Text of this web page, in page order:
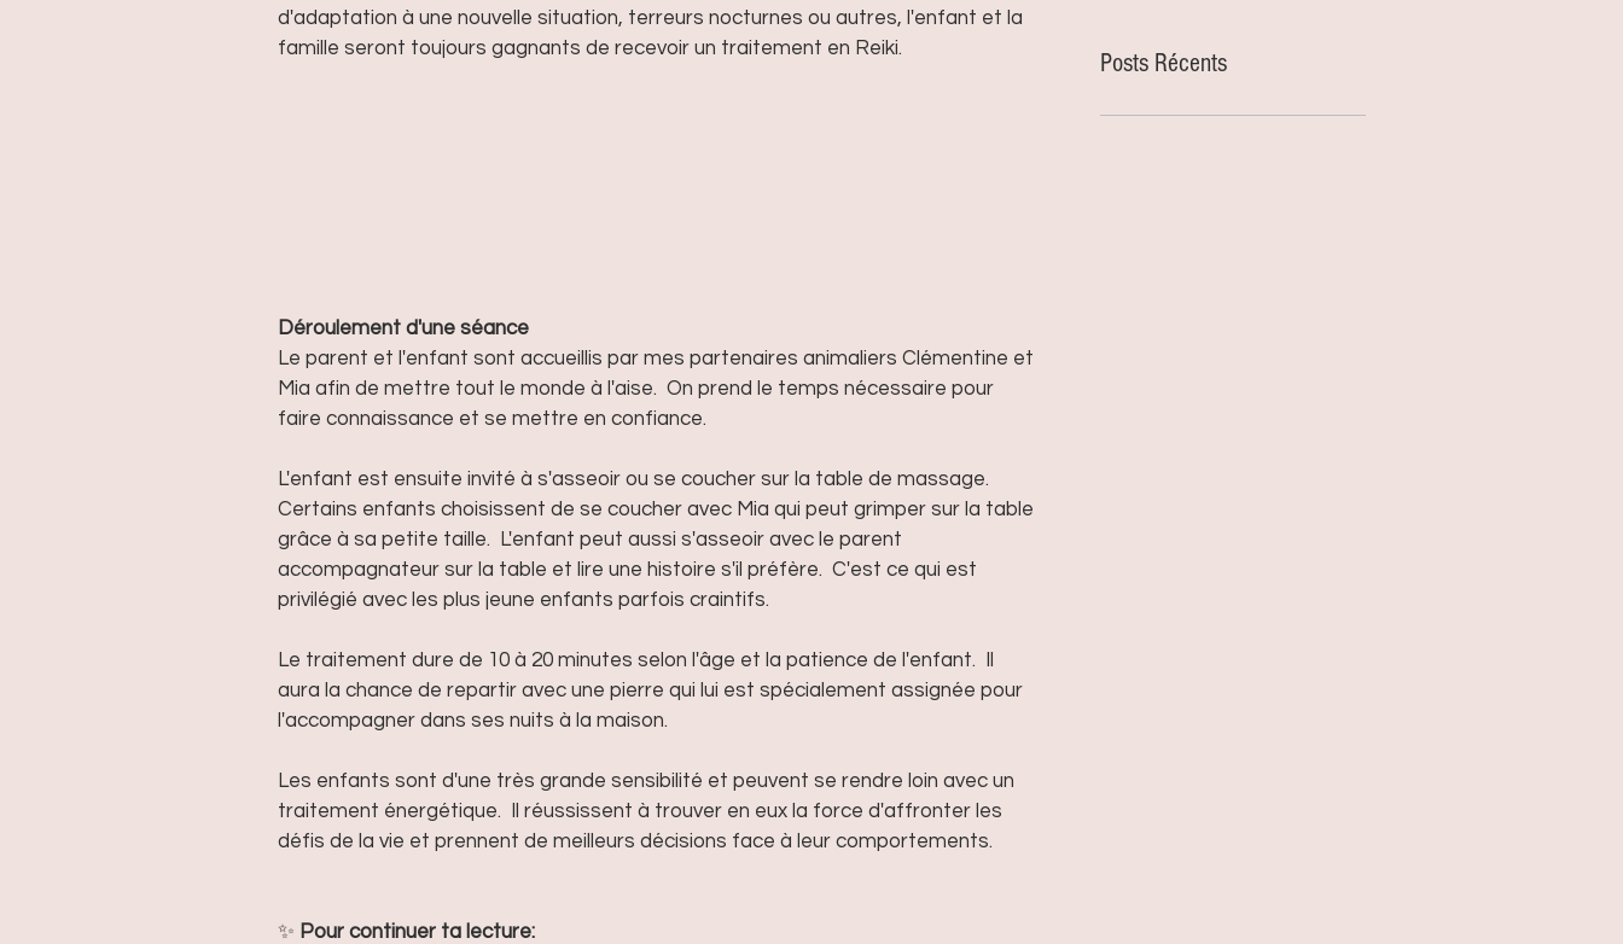
d'adaptation à une nouvelle situation, terreurs nocturnes ou autres, l'enfant et la
famille seront toujours gagnants de recevoir un traitement en Reiki.
Déroulement d'une séance
Le parent et l'enfant sont accueillis par mes partenaires animaliers Clémentine et
Mia afin de mettre tout le monde à l'aise.  On prend le temps nécessaire pour
faire connaissance et se mettre en confiance.
L'enfant est ensuite invité à s'asseoir ou se coucher sur la table de massage.
Certains enfants choisissent de se coucher avec Mia qui peut grimper sur la table
grâce à sa petite taille.  L'enfant peut aussi s'asseoir avec le parent
accompagnateur sur la table et lire une histoire s'il préfère.  C'est ce qui est
privilégié avec les plus jeune enfants parfois craintifs.
Le traitement dure de 10 à 20 minutes selon l'âge et la patience de l'enfant.  Il
aura la chance de repartir avec une pierre qui lui est spécialement assignée pour
l'accompagner dans ses nuits à la maison.
Les enfants sont d'une très grande sensibilité et peuvent se rendre loin avec un
traitement énergétique.  Il réussissent à trouver en eux la force d'affronter les
défis de la vie et prennent de meilleurs décisions face à leur comportements.
✨ Pour continuer ta lecture:
Posts Récents